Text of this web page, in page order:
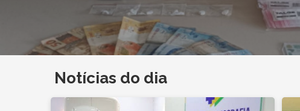
Notícias do dia